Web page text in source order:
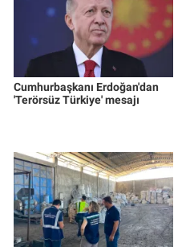
Cumhurbaşkanı Erdoğan'dan
'Terörsüz Türkiye' mesajı